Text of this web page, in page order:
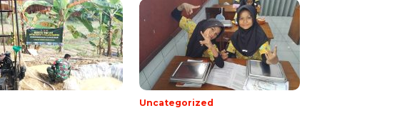
Uncategorized